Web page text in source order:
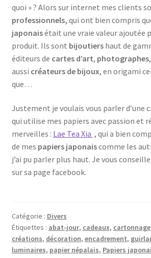
quoi » ? Alors sur internet mes clients
professionnels, qui ont bien compris
japonaisétait une vraie valeur ajoutée
produit. Ils sont bijoutiershaut de
éditeurs de cartes d’art, photographes,
aussi créateurs de bijoux, en origami
que…
Justement je voulais vous parler d’une
qui utilise mes papiers avec passion et
merveilles : Lae Tea Xia , qui a bien
de mes papiers japonaiscomme les
j’ai pu parler plus haut. Je vous
sur sa page facebook.
Catégorie : Divers
Étiquettes : abat-jour, cadeaux, cartonnage
créations, décoration, encadrement,
luminaires, papier népalais, Papiers